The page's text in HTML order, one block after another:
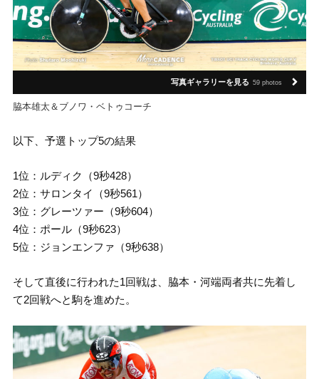
写真ギャラリーを見る 59 photos
脇本雄太＆ブノワ・ベトゥコーチ
以下、予選トップ5の結果
1位：ルディク（9秒428）
2位：サロンタイ（9秒561）
3位：グレーツァー（9秒604）
4位：ポール（9秒623）
5位：ジョンエンファ（9秒638）
そして直後に行われた1回戦は、脇本・河端両者共に先着し
て2回戦へと駒を進めた。